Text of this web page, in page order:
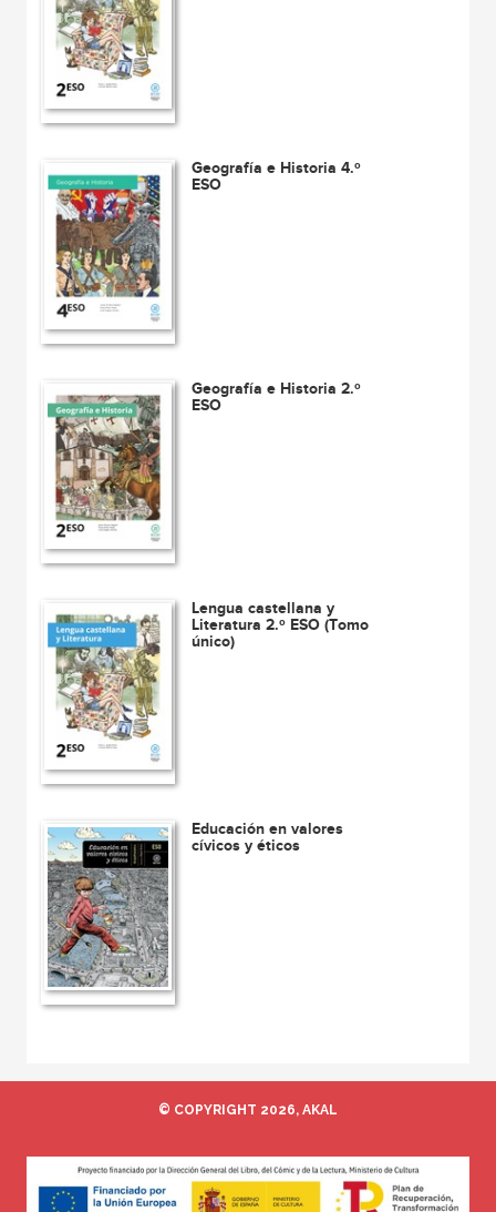
Geografía e Historia 4.º
ESO
Geografía e Historia 2.º
ESO
Lengua castellana y
Literatura 2.º ESO (Tomo
único)
Educación en valores
cívicos y éticos
© COPYRIGHT 2026, AKAL